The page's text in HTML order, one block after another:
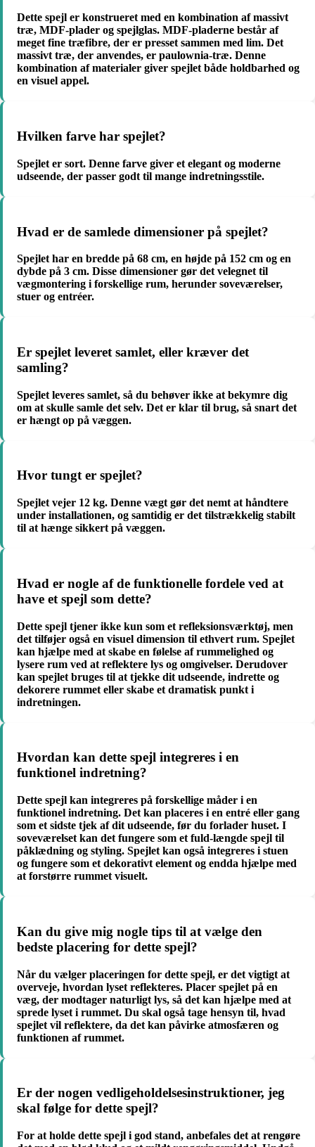
Dette spejl er konstrueret med en kombination af massivt
træ, MDF-plader og spejlglas. MDF-pladerne består af
meget fine træfibre, der er presset sammen med lim. Det
massivt træ, der anvendes, er paulownia-træ. Denne
kombination af materialer giver spejlet både holdbarhed og
en visuel appel.
Hvilken farve har spejlet?
Spejlet er sort. Denne farve giver et elegant og moderne
udseende, der passer godt til mange indretningsstile.
Hvad er de samlede dimensioner på spejlet?
Spejlet har en bredde på 68 cm, en højde på 152 cm og en
dybde på 3 cm. Disse dimensioner gør det velegnet til
vægmontering i forskellige rum, herunder soveværelser,
stuer og entréer.
Er spejlet leveret samlet, eller kræver det
samling?
Spejlet leveres samlet, så du behøver ikke at bekymre dig
om at skulle samle det selv. Det er klar til brug, så snart det
er hængt op på væggen.
Hvor tungt er spejlet?
Spejlet vejer 12 kg. Denne vægt gør det nemt at håndtere
under installationen, og samtidig er det tilstrækkelig stabilt
til at hænge sikkert på væggen.
Hvad er nogle af de funktionelle fordele ved at
have et spejl som dette?
Dette spejl tjener ikke kun som et refleksionsværktøj, men
det tilføjer også en visuel dimension til ethvert rum. Spejlet
kan hjælpe med at skabe en følelse af rummelighed og
lysere rum ved at reflektere lys og omgivelser. Derudover
kan spejlet bruges til at tjekke dit udseende, indrette og
dekorere rummet eller skabe et dramatisk punkt i
indretningen.
Hvordan kan dette spejl integreres i en
funktionel indretning?
Dette spejl kan integreres på forskellige måder i en
funktionel indretning. Det kan placeres i en entré eller gang
som et sidste tjek af dit udseende, før du forlader huset. I
soveværelset kan det fungere som et fuld-længde spejl til
påklædning og styling. Spejlet kan også integreres i stuen
og fungere som et dekorativt element og endda hjælpe med
at forstørre rummet visuelt.
Kan du give mig nogle tips til at vælge den
bedste placering for dette spejl?
Når du vælger placeringen for dette spejl, er det vigtigt at
overveje, hvordan lyset reflekteres. Placer spejlet på en
væg, der modtager naturligt lys, så det kan hjælpe med at
sprede lyset i rummet. Du skal også tage hensyn til, hvad
spejlet vil reflektere, da det kan påvirke atmosfæren og
funktionen af rummet.
Er der nogen vedligeholdelsesinstruktioner, jeg
skal følge for dette spejl?
For at holde dette spejl i god stand, anbefales det at rengøre